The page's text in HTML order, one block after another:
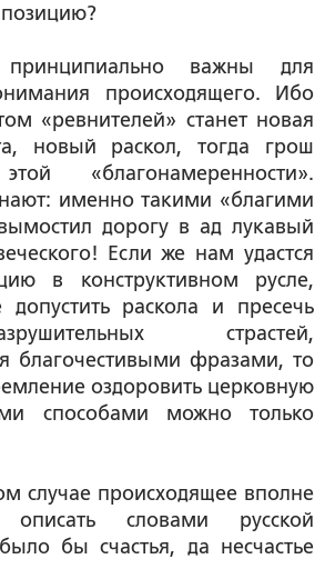
позицию?
важны для
происходящего. Ибо
«ревнителей» станет новая
новый раскол, тогда грош
«благонамеренности».
именно такими «благими
дорогу в ад лукавый
Если же нам удастся
в конструктивном русле,
допустить раскола и пресечь
страстей,
благочестивыми фразами, то
оздоровить церковную
способами можно только
случае происходящее вполне
словами русской
бы счастья, да несчастье